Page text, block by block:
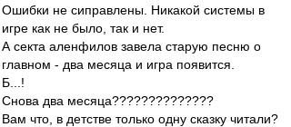
Ошибки не сиправлены. Никакой системы в
игре как не было, так и нет.
А секта аленфилов завела старую песню о
главном - два месяца и игра появится.
Б...!
Снова два месяца??????????????
Вам что, в детстве только одну сказку читали?